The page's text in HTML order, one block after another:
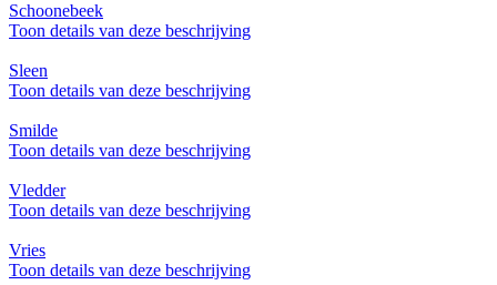
Schoonebeek
Toon details van deze beschrijving
Sleen
Toon details van deze beschrijving
Smilde
Toon details van deze beschrijving
Vledder
Toon details van deze beschrijving
Vries
Toon details van deze beschrijving